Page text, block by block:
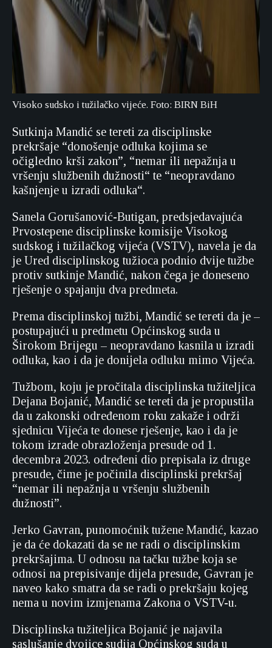
Visoko sudsko i tužilačko vijeće. Foto: BIRN BiH
Sutkinja Mandić se tereti za disciplinske
prekršaje “donošenje odluka kojima se
očigledno krši zakon”, “nemar ili nepažnja u
vršenju službenih dužnosti“ te “neopravdano
kašnjenje u izradi odluka“.
Sanela Gorušanović-Butigan, predsjedavajuća
Prvostepene disciplinske komisije Visokog
sudskog i tužilačkog vijeća (VSTV), navela je da
je Ured disciplinskog tužioca podnio dvije tužbe
protiv sutkinje Mandić, nakon čega je doneseno
rješenje o spajanju dva predmeta.
Prema disciplinskoj tužbi, Mandić se tereti da je –
postupajući u predmetu Općinskog suda u
Širokom Brijegu – neopravdano kasnila u izradi
odluka, kao i da je donijela odluku mimo Vijeća.
Tužbom, koju je pročitala disciplinska tužiteljica
Dejana Bojanić, Mandić se tereti da je propustila
da u zakonski određenom roku zakaže i održi
sjednicu Vijeća te donese rješenje, kao i da je
tokom izrade obrazloženja presude od 1.
decembra 2023. određeni dio prepisala iz druge
presude, čime je počinila disciplinski prekršaj
“nemar ili nepažnja u vršenju službenih
dužnosti”.
Jerko Gavran, punomoćnik tužene Mandić, kazao
je da će dokazati da se ne radi o disciplinskim
prekršajima. U odnosu na tačku tužbe koja se
odnosi na prepisivanje dijela presude, Gavran je
naveo kako smatra da se radi o prekršaju kojeg
nema u novim izmjenama Zakona o VSTV-u.
Disciplinska tužiteljica Bojanić je najavila
saslušanje dvojice sudija Općinskog suda u